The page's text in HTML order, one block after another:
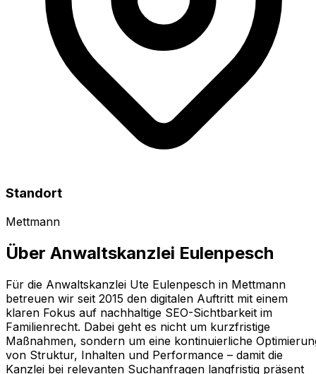
Standort
Mettmann
Über Anwaltskanzlei Eulenpesch
Für die Anwaltskanzlei Ute Eulenpesch in Mettmann
betreuen wir seit 2015 den digitalen Auftritt mit einem
klaren Fokus auf nachhaltige SEO-Sichtbarkeit im
Familienrecht. Dabei geht es nicht um kurzfristige
Maßnahmen, sondern um eine kontinuierliche
von Struktur, Inhalten und Performance – damit die
Kanzlei bei relevanten Suchanfragen langfristig präsent